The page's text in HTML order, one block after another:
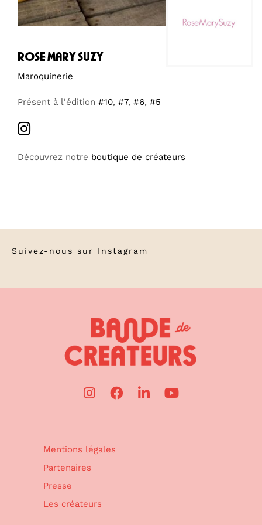
rose mary suzy
Maroquinerie
Présent à l'édition #10, #7, #6, #5
Découvrez notre boutique de créateurs
Suivez-nous sur Instagram
Mentions légales
Partenaires
Presse
Les créateurs